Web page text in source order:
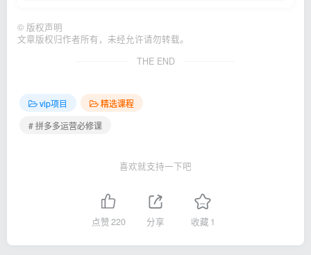
© 版权声明
文章版权归作者所有，未经允许请勿转载。
THE END
vip项目
精选课程
# 拼多多运营必修课
喜欢就支持一下吧
点赞220 分享 收藏 1